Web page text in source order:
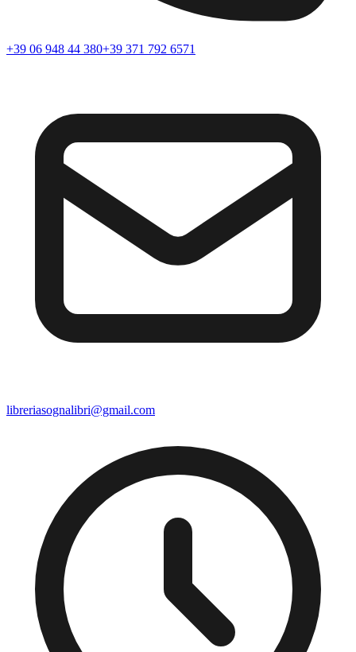
+39 06 948 44 380+39 371 792 6571
libreriasognalibri@gmail.com